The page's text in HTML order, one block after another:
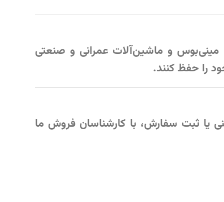
و ماشین‌آلات عمرانی و صنعتی
را حفظ کنند.
یا ثبت سفارش، با کارشناسان فروش ما